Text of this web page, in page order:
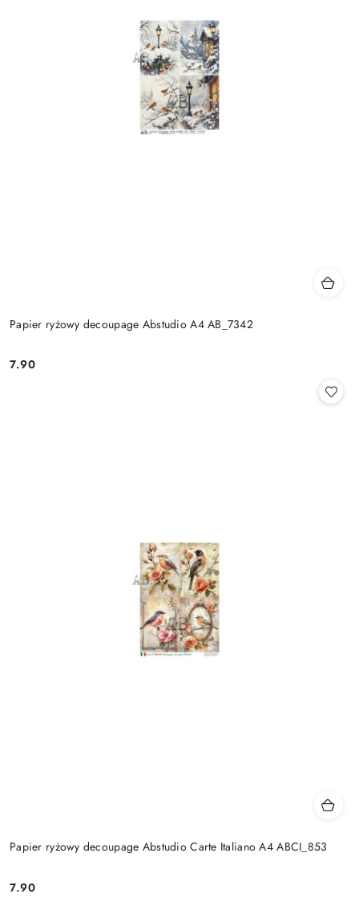
Papier ryżowy decoupage Abstudio A4 AB_7342
Cena:
7.90
Papier ryżowy decoupage Abstudio Carte Italiano A4 ABCI_853
Cena:
7.90